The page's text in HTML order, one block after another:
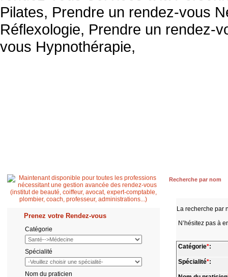
Prenez votre Rendez-vous
Catégorie
Spécialité
Nom du praticien
Recherche par nom
La recherche par
N’hésitez pas à
Catégorie*:
Spécialité*: